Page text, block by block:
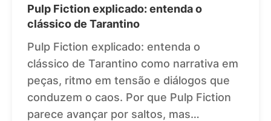
Pulp Fiction explicado: entenda o
clássico de Tarantino
Pulp Fiction explicado: entenda o
clássico de Tarantino como narrativa em
peças, ritmo em tensão e diálogos que
conduzem o caos. Por que Pulp Fiction
parece avançar por saltos, mas…